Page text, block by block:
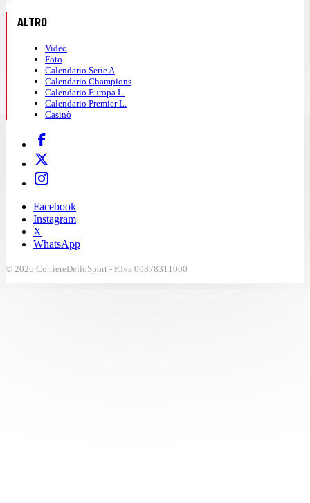
ALTRO
Video
Foto
Calendario Serie A
Calendario Champions
Calendario Europa L.
Calendario Premier L.
Casinò
Facebook
Instagram
X
WhatsApp
© 2026 CorriereDelloSport - P.Iva 00878311000